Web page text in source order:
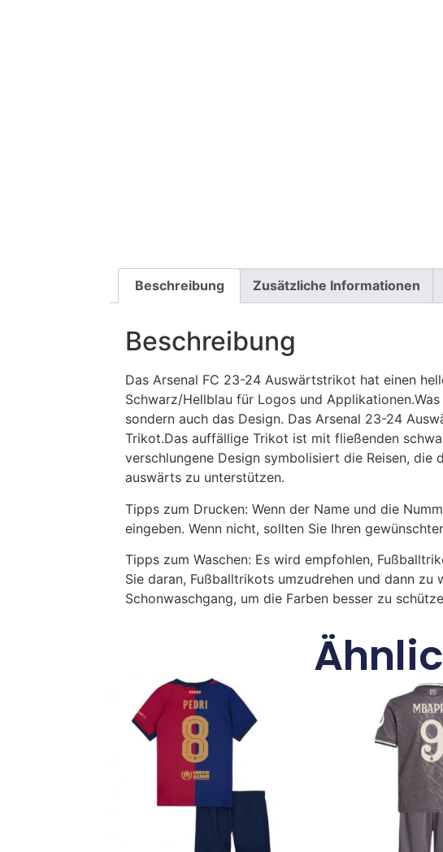
Beschreibung Zusätzliche Informationen
Beschreibung
Das Arsenal FC 23-24 Auswärtstrikot hat einen
Schwarz/Hellblau für Logos und
sondern auch das Design. Das Arsenal 23-24
Trikot.Das auffällige Trikot ist mit fließenden
verschlungene Design symbolisiert die Reisen, die
auswärts zu unterstützen.
Tipps zum Drucken: Wenn der Name und die
eingeben. Wenn nicht, sollten Sie Ihren
Tipps zum Waschen: Es wird empfohlen,
Sie daran, Fußballtrikots umzudrehen und dann zu
Schonwaschgang, um die Farben besser zu